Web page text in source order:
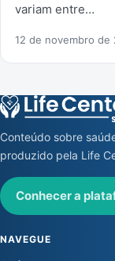
variam entre…
12 de novembro de
Conteúdo sobre
produzido pela Life
Conhecer a
NAVEGUE